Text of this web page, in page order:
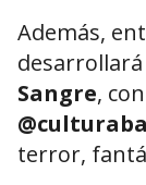
Además,
Sangre,
terror,